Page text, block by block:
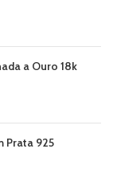
a Ouro 18k
Prata 925